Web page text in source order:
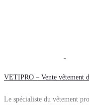
VETIPRO – Vente vêtement
Le spécialiste du vêtement